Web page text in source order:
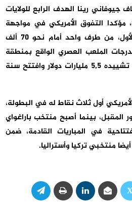
جيوفاني رينا الهدف الرابع للولايات
المتحدة في الدقيقة 90+8، مؤكدا التفوق الأمريكي في مواجهة
جاءت، خاصة في شوطها الأول، من طرف واحد أمام نحو 70 ألف
الملعب العصري الواقع بمنطقة
إنغلوود، والذي بلغت تكلفة تشييده 5,5 مليارات دولار وافتتح سنة
أول ثلاث نقاط له في البطولة،
بينما أصبح منتخب باراغواي
في المباريات القادمة، ضمن
منتخبي تركيا وأستراليا.